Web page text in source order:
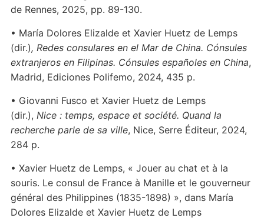
de Rennes, 2025, pp. 89-130.
• María Dolores Elizalde et Xavier Huetz de Lemps
(dir.), Redes consulares en el Mar de China. Cónsules
extranjeros en Filipinas. Cónsules españoles en China,
Madrid, Ediciones Polifemo, 2024, 435 p.
• Giovanni Fusco et Xavier Huetz de Lemps
(dir.), Nice : temps, espace et société. Quand la
recherche parle de sa ville, Nice, Serre Éditeur, 2024,
284 p.
• Xavier Huetz de Lemps, « Jouer au chat et à la
souris. Le consul de France à Manille et le gouverneur
général des Philippines (1835-1898) », dans María
Dolores Elizalde et Xavier Huetz de Lemps